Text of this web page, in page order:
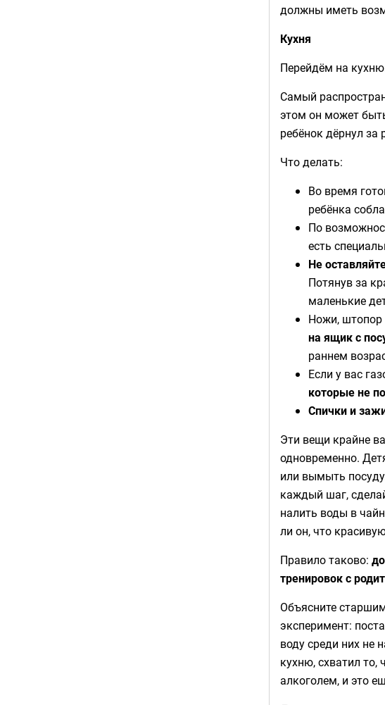
должны иметь
Кухня
Перейдём на
Самый
этом он может
ребёнок дёрнул за
Что делать:
Во время
ребёнка
По
есть
Не
Потянув за
маленькие
Ножи, штопор
на ящик с
раннем
Если у вас
которые не
Спички и
Эти вещи крайне
одновременно.
или вымыть
каждый шаг,
налить воды в
ли он, что
Правило таково:
тренировок с
Объясните
эксперимент:
воду среди них не
кухню, схватил то,
алкоголем, и это